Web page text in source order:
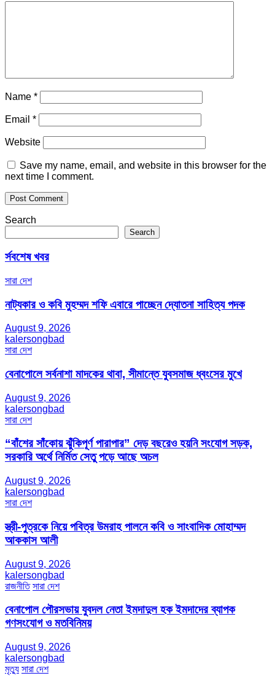
Name *
Email *
Website
Save my name, email, and website in this browser for the
next time I comment.
Search
Search
র্সবশেষ খবর
সারা দেশ
নাট্যকার ও কবি মুহম্মদ শফি এবারে পাচ্ছেন দ্যোতনা সাহিত্য পদক
August 9, 2026
kalersongbad
সারা দেশ
বেনাপোলে সর্বনাশা মাদকের থাবা, সীমান্তে যুবসমাজ ধ্বংসের মুখে
August 9, 2026
kalersongbad
সারা দেশ
“বাঁশের সাঁকোয় ঝুঁকিপূর্ণ পারাপার” দেড় বছরেও হয়নি সংযোগ সড়ক,
সরকারি অর্থে নির্মিত সেতু পড়ে আছে অচল
August 9, 2026
kalersongbad
সারা দেশ
স্ত্রী-পুত্রকে নিয়ে পবিত্র উমরাহ পালনে কবি ও সাংবাদিক মোহাম্মদ
আককাস আলী
August 9, 2026
kalersongbad
রাজনীতি সারা দেশ
বেনাপোল পৌরসভায় যুবদল নেতা ইমদাদুল হক ইমদাদের ব্যাপক
গণসংযোগ ও মতবিনিময়
August 9, 2026
kalersongbad
মৃত্যু সারা দেশ